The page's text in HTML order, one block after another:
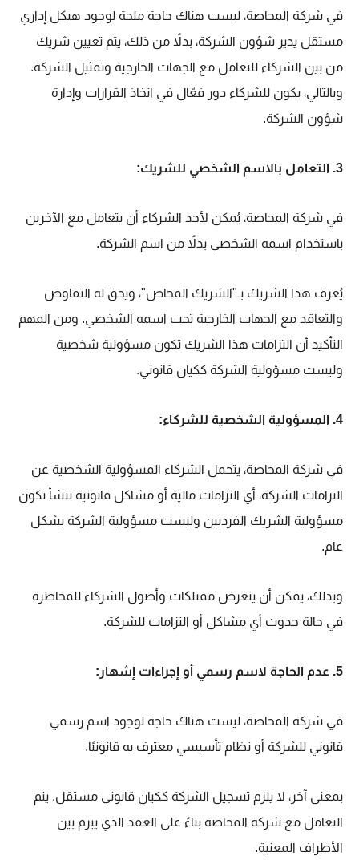
في شركة المحاصة، ليست هناك حاجة ملحة لوجود هيكل إداري
مستقل يدير شؤون الشركة، بدلاً من ذلك، يتم تعيين شريك
من بين الشركاء للتعامل مع الجهات الخارجية وتمثيل الشركة.
وبالتالي، يكون للشركاء دور فعّال في اتخاذ القرارات وإدارة
شؤون الشركة.
3. التعامل بالاسم الشخصي للشريك:
في شركة المحاصة، يُمكن لأحد الشركاء أن يتعامل مع الآخرين
باستخدام اسمه الشخصي بدلاً من اسم الشركة.
يُعرف هذا الشريك بـ"الشريك المحاص"، ويحق له التفاوض
والتعاقد مع الجهات الخارجية تحت اسمه الشخصي. ومن المهم
التأكيد أن التزامات هذا الشريك تكون مسؤولية شخصية
وليست مسؤولية الشركة ككيان قانوني.
4. المسؤولية الشخصية للشركاء:
في شركة المحاصة، يتحمل الشركاء المسؤولية الشخصية عن
التزامات الشركة، أي التزامات مالية أو مشاكل قانونية تنشأ تكون
مسؤولية الشريك الفرديين وليست مسؤولية الشركة بشكل
عام.
وبذلك، يمكن أن يتعرض ممتلكات وأصول الشركاء للمخاطرة
في حالة حدوث أي مشاكل أو التزامات للشركة.
5. عدم الحاجة لاسم رسمي أو إجراءات إشهار:
في شركة المحاصة، ليست هناك حاجة لوجود اسم رسمي
قانوني للشركة أو نظام تأسيسي معترف به قانونيًا.
بمعنى آخر، لا يلزم تسجيل الشركة ككيان قانوني مستقل. يتم
التعامل مع شركة المحاصة بناءً على العقد الذي يبرم بين
الأطراف المعنية.